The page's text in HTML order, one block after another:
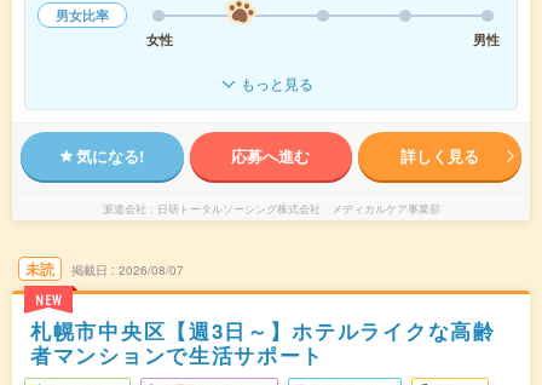
男女比率
女性
男性
もっと見る
気になる! 応募へ進む 詳しく見る
派遣会社 日研トータルソーシング株式会社 メディカルケア事業部
未読
NEW
掲載日 2026/08/07
札幌市中央区【週3日～】ホテルライクな高齢
者マンションで生活サポート